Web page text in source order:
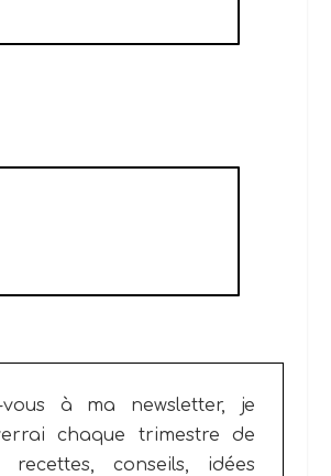
vous à ma newsletter, je
chaque trimestre de
recettes, conseils, idées